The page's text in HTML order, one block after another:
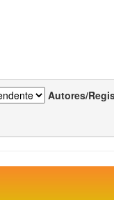
Autores/